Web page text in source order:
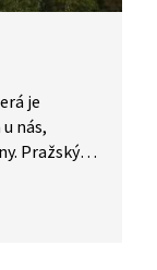
je
nás,
Pražský